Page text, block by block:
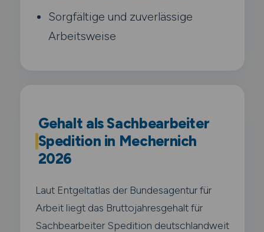
Sorgfältige und zuverlässige
Arbeitsweise
Gehalt als Sachbearbeiter
Spedition in Mechernich
2026
Laut Entgeltatlas der Bundesagentur für
Arbeit liegt das Bruttojahresgehalt für
Sachbearbeiter Spedition deutschlandweit